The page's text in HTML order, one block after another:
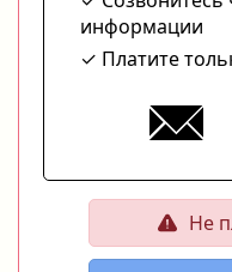
информации
Платите
Не